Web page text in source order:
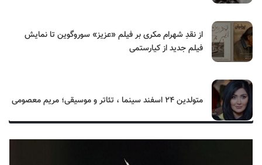
از نقدِ شهرام مکری بر فیلم «عزیز» سوروگوین تا نمایش
فیلم جدید از کیارستمی
متولدین ۲۴ اسفند سینما ، تئاتر و موسیقی؛ مریم معصومی